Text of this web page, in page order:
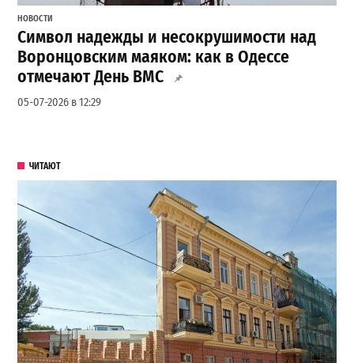
НОВОСТИ
Символ надежды и несокрушимости над
Воронцовским маяком: как в Одессе
отмечают День ВМС
05-07-2026 в 12:29
ЧИТАЮТ